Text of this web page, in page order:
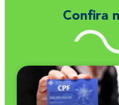
Confira